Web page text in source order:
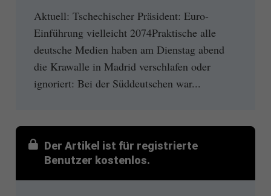
Aktuell: Tschechischer Präsident: Euro-
Einführung vielleicht 2074Praktische alle
deutsche Medien haben am Dienstag abend
die Krawalle in Madrid verschlafen oder
ignoriert: Bei der Süddeutschen war...
Der Artikel ist für registrierte
Benutzer kostenlos.